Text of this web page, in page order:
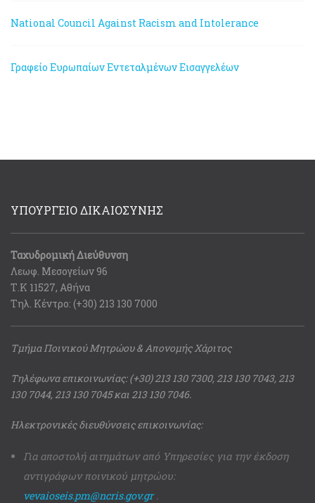
National Council Against Racism and Intolerance
Γραφείο Ευρωπαίων Εντεταλμένων Εισαγγελέων
ΥΠΟΥΡΓΕΙΟ ΔΙΚΑΙΟΣΥΝΗΣ
Ταχυδρομική Διεύθυνση
Λεωφ. Μεσογείων 96
Τ.Κ 11527, Αθήνα
Τηλ. Κέντρο: (+30) 213 130 7000
Τμήμα Ποινικού Μητρώου & Απονομής Χάριτος
Τηλέφωνα επικοινωνίας: (+30) 213 130 7300, 213 130 7043, 213
130 7044, 213 130 7045 και 213 130 7046.
Ηλεκτρονικές διευθύνσεις επικοινωνίας:
Για αποστολή αιτημάτων από Υπηρεσίες για την έκδοση
αντιγράφων ποινικού μητρώου:
vevaioseis.pm@ncris.gov.gr.